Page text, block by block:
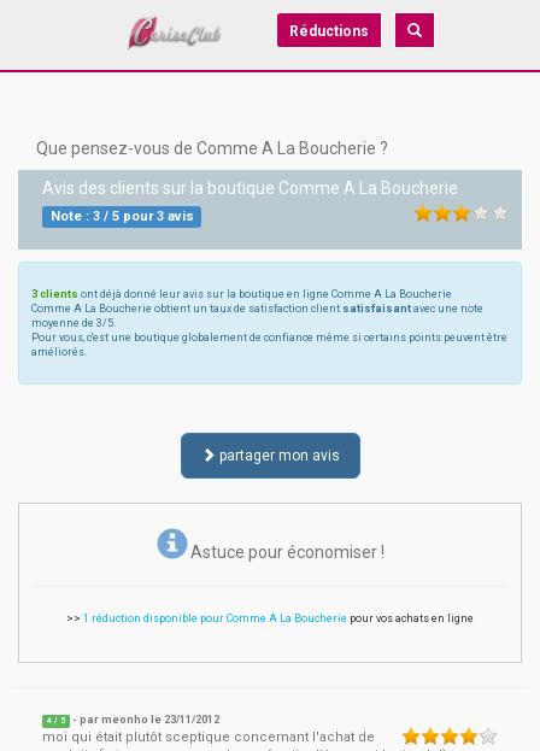
Réductions
Que pensez-vous de Comme A La Boucherie ?
Avis des clients sur la boutique Comme A La Boucherie
Note : 3/ 5pour3avis
3 clients ont déjà donné leur avis sur la boutique en ligne Comme A La Boucherie
Comme A La Boucherie obtient un taux de satisfaction client satisfaisant avec une note
moyenne de 3/5.
Pour vous, c'est une boutique globalement de confiance même si certains points peuvent être
améliorés.
partager mon avis
Astuce pour économiser !
>> 1 réduction disponible pour Comme A La Boucherie pour vos achats en ligne
4 / 5 - parmeonho le 23/11/2012
moi qui était plutôt sceptique concernant l'achat de